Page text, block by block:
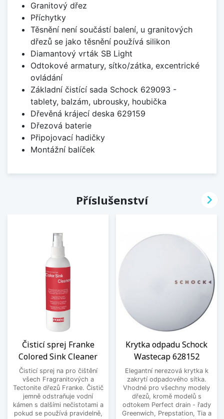
Granitový dřez
Příchytky
Těsnění není součástí balení, u granitových
dřezů se jako těsnění používá silikon
Diamantový vrták SB Light
Odtokové armatury, sítko/zátka, excentrické
ovládání
Základní čistící sada Schock 629093 -
tablety, balzám, ubrousky, houbička
Dřevěná krájecí deska 629159
Dřezová baterie
Připojovací hadičky
Montážní balíček
Příslušenství
Čisticí sprej Franke
Colored Sink Cleaner
Čisticí sprej na pro čištění
všech Fragranitových a
Tectonite dřezů Franke. Čistič
jemně odstraňuje vodní
kámen s dalšími nečistotami a
pokud se používá pravidelně,
Krytka odpadu Schock
Wastecap 628152
Elegantní nerezová krytka k
zakrytí odpadového sítka.
Vhodné pro všechny modely
dřezů, kromě modelů s
odtokem Perfect drain - řady
Greenwich, Prepstation, Tia a
